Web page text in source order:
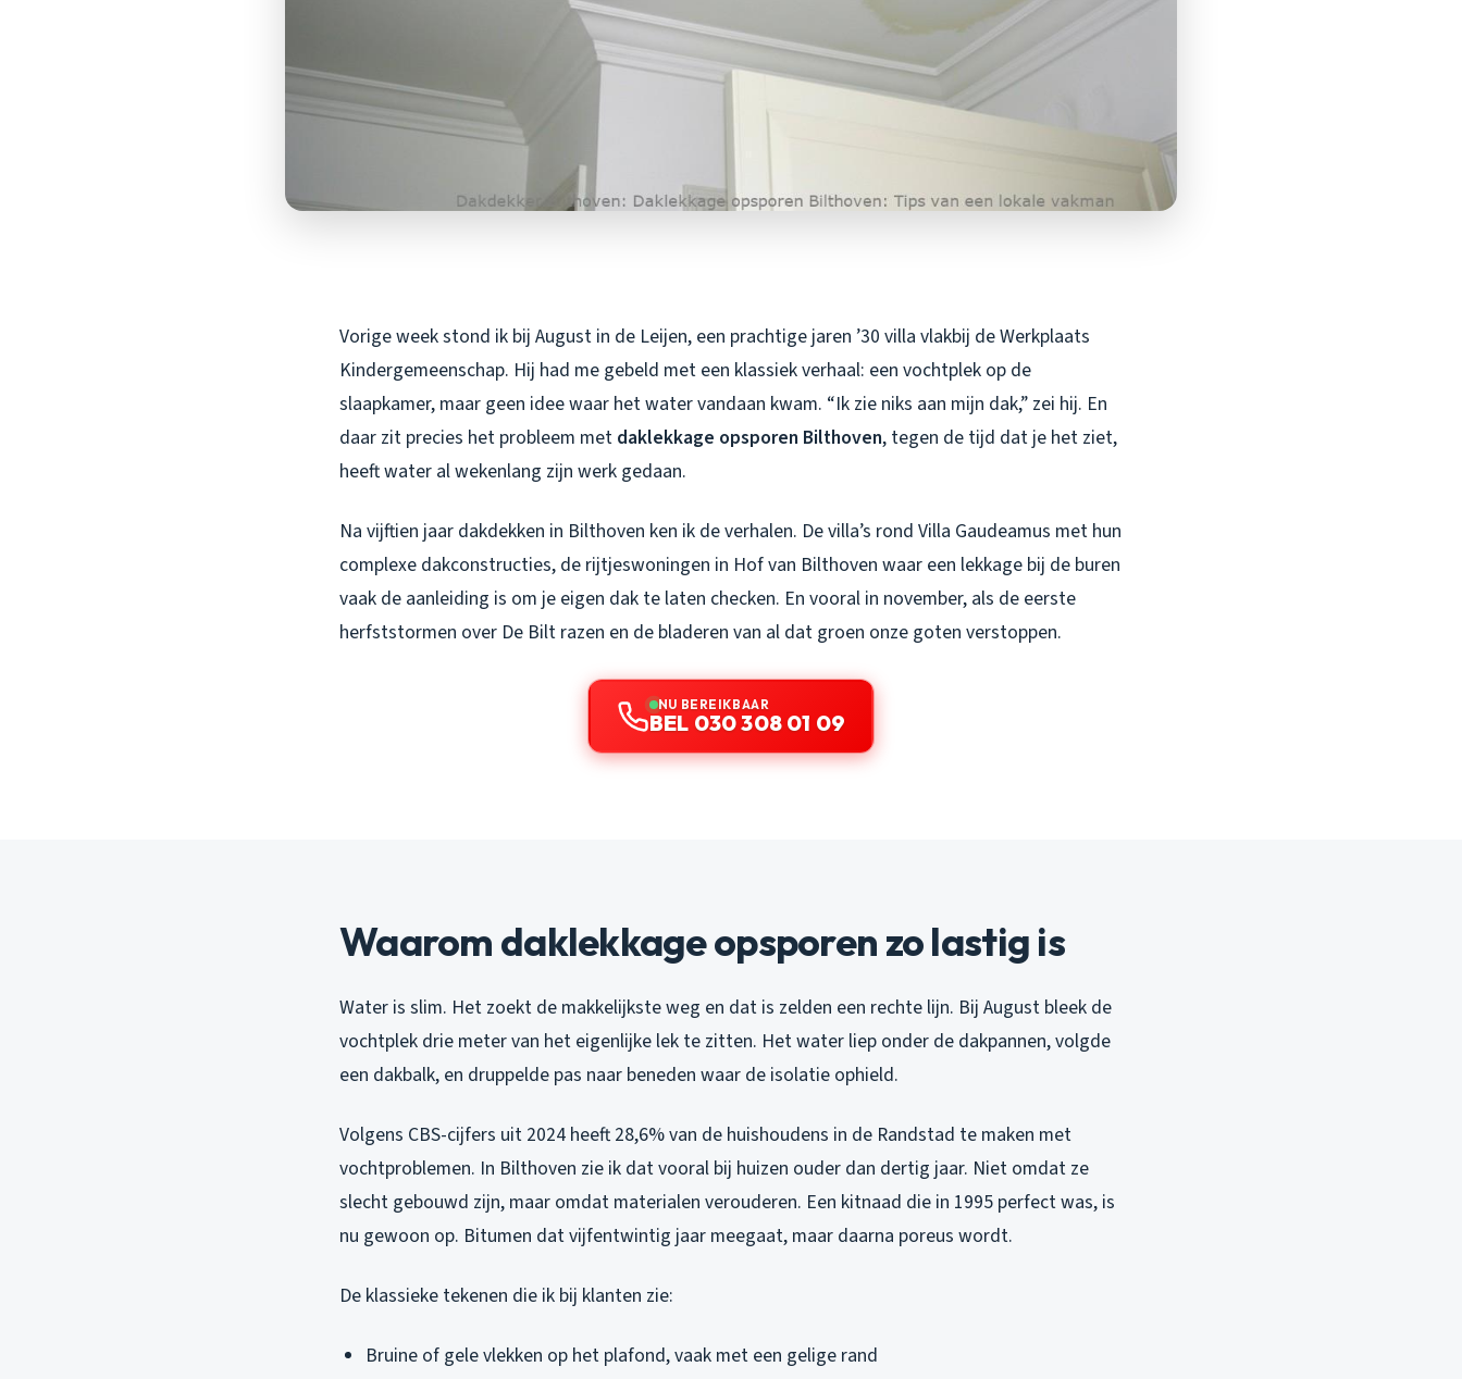
Vorige week stond ik bij August in de Leijen, een prachtige jaren ’30 villa vlakbij de Werkplaats
Kindergemeenschap. Hij had me gebeld met een klassiek verhaal: een vochtplek op de
slaapkamer, maar geen idee waar het water vandaan kwam. “Ik zie niks aan mijn dak,” zei hij. En
daar zit precies het probleem met daklekkage opsporen Bilthoven, tegen de tijd dat je het ziet,
heeft water al wekenlang zijn werk gedaan.
Na vijftien jaar dakdekken in Bilthoven ken ik de verhalen. De villa’s rond Villa Gaudeamus met hun
complexe dakconstructies, de rijtjeswoningen in Hof van Bilthoven waar een lekkage bij de buren
vaak de aanleiding is om je eigen dak te laten checken. En vooral in november, als de eerste
herfststormen over De Bilt razen en de bladeren van al dat groen onze goten verstoppen.
NU BEREIKBAAR
BEL 030 308 01 09
Waarom daklekkage opsporen zo lastig is
Water is slim. Het zoekt de makkelijkste weg en dat is zelden een rechte lijn. Bij August bleek de
vochtplek drie meter van het eigenlijke lek te zitten. Het water liep onder de dakpannen, volgde
een dakbalk, en druppelde pas naar beneden waar de isolatie ophield.
Volgens CBS-cijfers uit 2024 heeft 28,6% van de huishoudens in de Randstad te maken met
vochtproblemen. In Bilthoven zie ik dat vooral bij huizen ouder dan dertig jaar. Niet omdat ze
slecht gebouwd zijn, maar omdat materialen verouderen. Een kitnaad die in 1995 perfect was, is
nu gewoon op. Bitumen dat vijfentwintig jaar meegaat, maar daarna poreus wordt.
De klassieke tekenen die ik bij klanten zie:
Bruine of gele vlekken op het plafond, vaak met een gelige rand